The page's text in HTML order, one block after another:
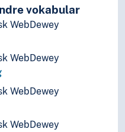
vokabular
WebDewey
WebDewey
WebDewey
WebDewey